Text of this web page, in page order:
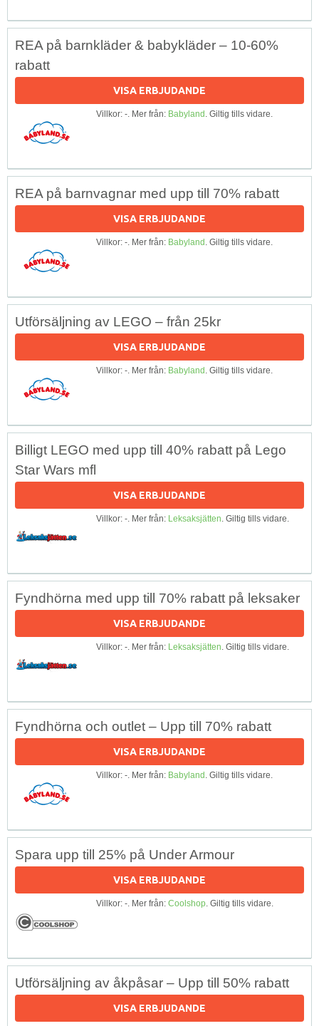
REA på barnkläder & babykläder – 10-60%
rabatt
VISA ERBJUDANDE
Villkor: -. Mer från: Babyland. Giltig tills vidare.
REA på barnvagnar med upp till 70% rabatt
VISA ERBJUDANDE
Villkor: -. Mer från: Babyland. Giltig tills vidare.
Utförsäljning av LEGO – från 25kr
VISA ERBJUDANDE
Villkor: -. Mer från: Babyland. Giltig tills vidare.
Billigt LEGO med upp till 40% rabatt på Lego
Star Wars mfl
VISA ERBJUDANDE
Villkor: -. Mer från: Leksaksjätten. Giltig tills vidare.
Fyndhörna med upp till 70% rabatt på leksaker
VISA ERBJUDANDE
Villkor: -. Mer från: Leksaksjätten. Giltig tills vidare.
Fyndhörna och outlet – Upp till 70% rabatt
VISA ERBJUDANDE
Villkor: -. Mer från: Babyland. Giltig tills vidare.
Spara upp till 25% på Under Armour
VISA ERBJUDANDE
Villkor: -. Mer från: Coolshop. Giltig tills vidare.
Utförsäljning av åkpåsar – Upp till 50% rabatt
VISA ERBJUDANDE